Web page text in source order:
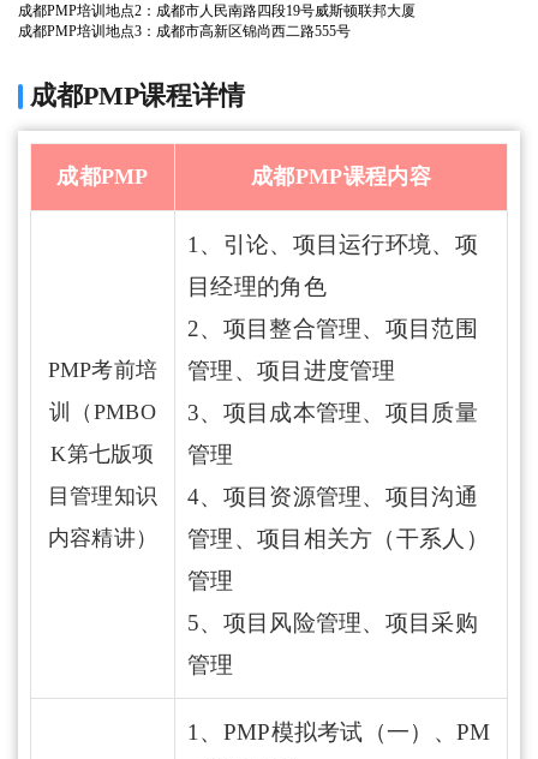
成都PMP培训地点2：成都市人民南路四段19号威斯顿联邦大厦
成都PMP培训地点3：成都市高新区锦尚西二路555号
成都PMP课程详情
成都PMP 成都PMP课程内容
PMP考前培
训（PMBO
K第七版项
目管理知识
内容精讲）
1、引论、项目运行环境、项
目经理的角色
2、项目整合管理、项目范围
管理、项目进度管理
3、项目成本管理、项目质量
管理
4、项目资源管理、项目沟通
管理、项目相关方（干系人）
管理
5、项目风险管理、项目采购
管理
1、PMP模拟考试（一）、PM